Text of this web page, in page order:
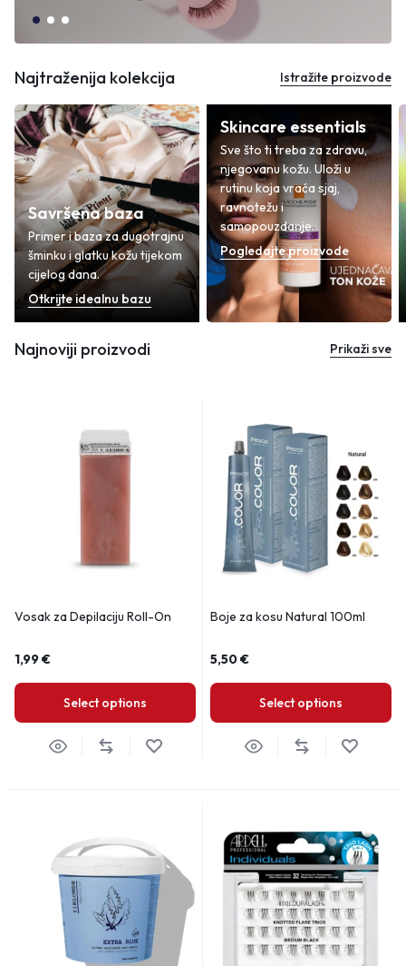
Najtraženija kolekcija Istražite proizvode
Savršena baza
Primer i baza za dugotrajnu
šminku i glatku kožu tijekom
cijelog dana.
Otkrijte idealnu bazu
Skincare essentials
Sve što ti treba za zdravu,
njegovanu kožu. Uloži u
rutinu koja vraća sjaj,
ravnotežu i
samopouzdanje.
Pogledajte proizvode
Najnoviji proizvodi Prikaži sve
Vosak za Depilaciju Roll-On
1,99€
Select options
Boje za kosu Natural 100ml
5,50€
Select options